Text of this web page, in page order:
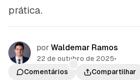
prática.
por Waldemar Ramos
22 de outubro de 2025•
Comentários
Compartilhar